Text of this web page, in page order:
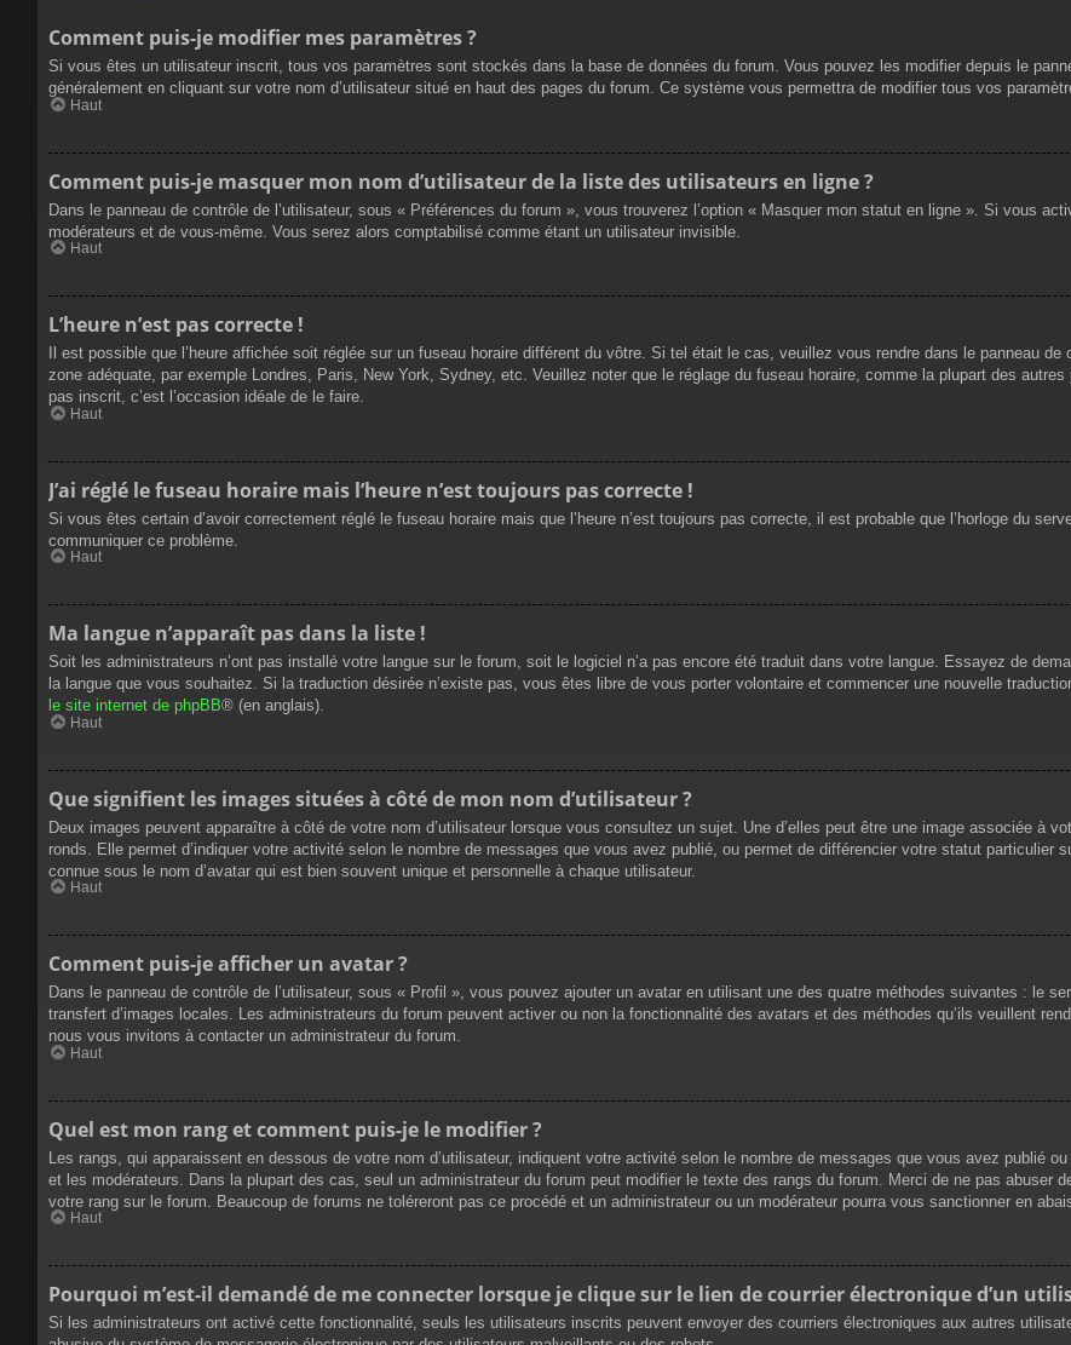
Comment puis-je modifier mes paramètres ?
Si vous êtes un utilisateur inscrit, tous vos paramètres sont stockés dans la base de données du forum. Vous pouvez les modifier depuis le
généralement en cliquant sur votre nom d’utilisateur situé en haut des pages du forum. Ce système vous permettra de modifier tous vos
Haut
Comment puis-je masquer mon nom d’utilisateur de la liste des utilisateurs en ligne ?
Dans le panneau de contrôle de l’utilisateur, sous « Préférences du forum », vous trouverez l’option « Masquer mon statut en ligne ». Si vous
modérateurs et de vous-même. Vous serez alors comptabilisé comme étant un utilisateur invisible.
Haut
L’heure n’est pas correcte !
Il est possible que l’heure affichée soit réglée sur un fuseau horaire différent du vôtre. Si tel était le cas, veuillez vous rendre dans le panneau
zone adéquate, par exemple Londres, Paris, New York, Sydney, etc. Veuillez noter que le réglage du fuseau horaire, comme la plupart des
pas inscrit, c’est l’occasion idéale de le faire.
Haut
J’ai réglé le fuseau horaire mais l’heure n’est toujours pas correcte !
Si vous êtes certain d’avoir correctement réglé le fuseau horaire mais que l’heure n’est toujours pas correcte, il est probable que l’horloge du
communiquer ce problème.
Haut
Ma langue n’apparaît pas dans la liste !
Soit les administrateurs n’ont pas installé votre langue sur le forum, soit le logiciel n’a pas encore été traduit dans votre langue. Essayez de
la langue que vous souhaitez. Si la traduction désirée n’existe pas, vous êtes libre de vous porter volontaire et commencer une nouvelle
le site internet de phpBB® (en anglais).
Haut
Que signifient les images situées à côté de mon nom d’utilisateur ?
Deux images peuvent apparaître à côté de votre nom d’utilisateur lorsque vous consultez un sujet. Une d’elles peut être une image associée à
ronds. Elle permet d’indiquer votre activité selon le nombre de messages que vous avez publié, ou permet de différencier votre statut particulier
connue sous le nom d’avatar qui est bien souvent unique et personnelle à chaque utilisateur.
Haut
Comment puis-je afficher un avatar ?
Dans le panneau de contrôle de l’utilisateur, sous « Profil », vous pouvez ajouter un avatar en utilisant une des quatre méthodes suivantes : le
transfert d’images locales. Les administrateurs du forum peuvent activer ou non la fonctionnalité des avatars et des méthodes qu’ils veuillent
nous vous invitons à contacter un administrateur du forum.
Haut
Quel est mon rang et comment puis-je le modifier ?
Les rangs, qui apparaissent en dessous de votre nom d’utilisateur, indiquent votre activité selon le nombre de messages que vous avez publié
et les modérateurs. Dans la plupart des cas, seul un administrateur du forum peut modifier le texte des rangs du forum. Merci de ne pas abuser
votre rang sur le forum. Beaucoup de forums ne toléreront pas ce procédé et un administrateur ou un modérateur pourra vous sanctionner en
Haut
Pourquoi m’est-il demandé de me connecter lorsque je clique sur le lien de courrier électronique d’un
Si les administrateurs ont activé cette fonctionnalité, seuls les utilisateurs inscrits peuvent envoyer des courriers électroniques aux autres